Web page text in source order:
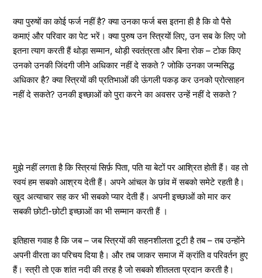
क्या पुरुषों का कोई फर्ज नहीं है? क्या उनका फर्ज बस इतना ही है कि वो पैसे
कमाएं और परिवार का पेट भरें। क्या पुरुष उन स्त्रियों लिए, उन सब के लिए जो
इतना त्याग करती हैं थोड़ा सम्मान, थोड़ी स्वतंत्रता और बिना रोक – टोक किए
उनको उनकी जिंदगी जीने अधिकार नहीं दे सकते ? जोकि उनका जन्मसिद्ध
अधिकार है? क्या स्त्रियों की प्रतिभाओं की ऊंगली पकड़ कर उनको प्रोत्साहन
नहीं दे सकते? उनकी इच्छाओं को पुरा करने का अवसर उन्हें नहीं दे सकते ?
मुझे नहीं लगता है कि स्त्रियां सिर्फ़ पिता, पति या बेटों पर आश्रित होती हैं। वह तो
स्वयं हम सबको आश्रय देती हैं। अपने आंचल के छांव में सबको समेटे रहती है।
खुद अत्याचार सह कर भी सबको प्यार देती हैं। अपनी इच्छाओं को मार कर
सबकी छोटी-छोटी इच्छाओं का भी सम्मान करती हैं ।
इतिहास गवाह है कि जब – जब स्त्रियों की सहनशीलता टूटी है तब – तब उन्होंने
अपनी वीरता का परिचय दिया है। और तब जाकर समाज में क्रांति व परिवर्तन हुए
हैं। स्त्री तो एक शांत नदी की तरह है जो सबको शीतलता प्रदान करती है।